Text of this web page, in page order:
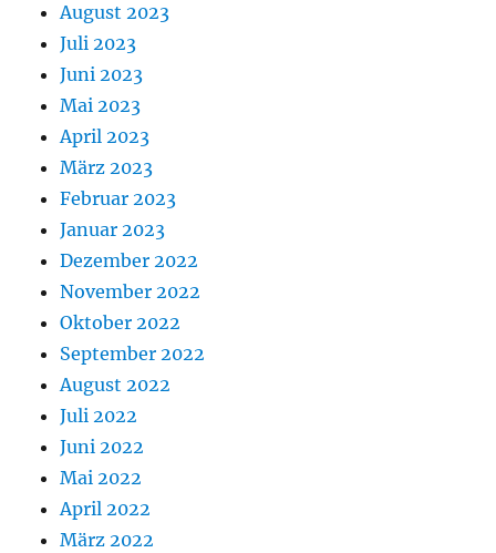
August 2023
Juli 2023
Juni 2023
Mai 2023
April 2023
März 2023
Februar 2023
Januar 2023
Dezember 2022
November 2022
Oktober 2022
September 2022
August 2022
Juli 2022
Juni 2022
Mai 2022
April 2022
März 2022